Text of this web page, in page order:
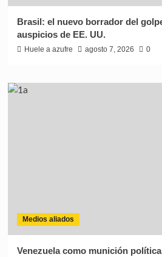
Brasil: el nuevo borrador del
auspicios de EE. UU.
Huele a azufre agosto 7, 2026 0
Medios aliados
Venezuela como munición